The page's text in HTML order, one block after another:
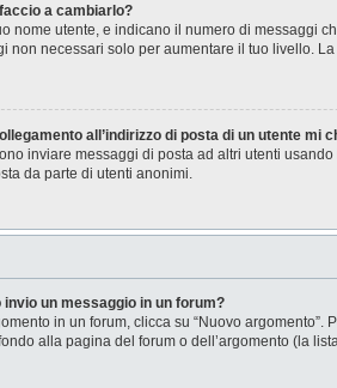
a cambiarlo?
nome utente, e indicano il numero di
non necessari solo per aumentare il tuo livello.
all’indirizzo di posta di un utente mi
inviare messaggi di posta ad altri utenti
da parte di utenti anonimi.
un messaggio in un forum?
in un forum, clicca su “Nuovo
alla pagina del forum o dell’argomento (la